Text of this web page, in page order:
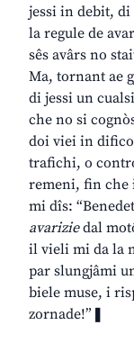
jessi in debit,
la regule de
sês avârs no
Ma, tornant ae
di jessi un
che no si
doi viei in
trafichi, o
remeni, fin che
mi dîs:
avariziedal
il vieli mi da la
par slungjâmi
biele muse, i
zornade!”❚